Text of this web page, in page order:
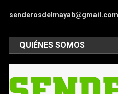
senderosdelmayab@gmail.com
QUIÉNES SOMOS